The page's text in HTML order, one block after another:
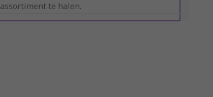
assortiment te halen.